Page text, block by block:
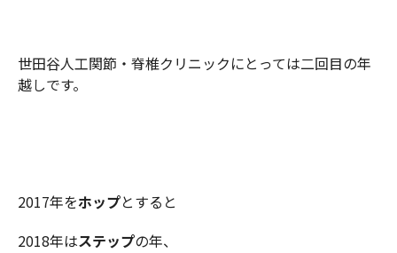
世田谷人工関節・脊椎クリニックにとっては二回目の年
越しです。
2017年をホップとすると
2018年はステップの年、